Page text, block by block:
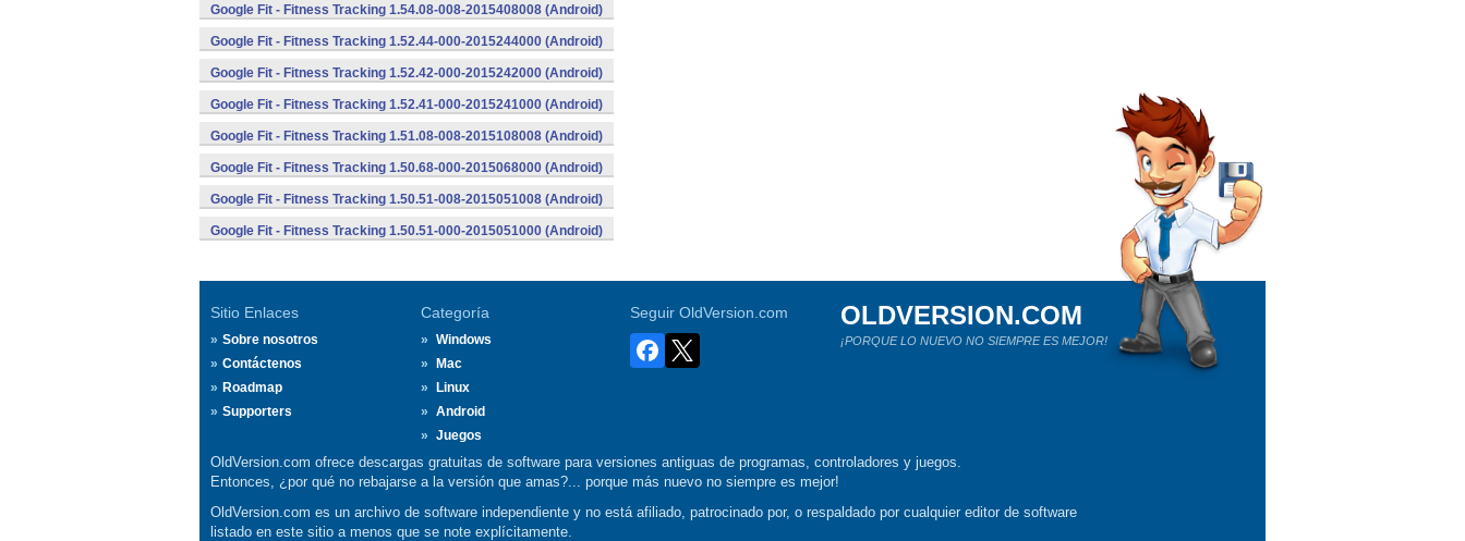
Google Fit - Fitness Tracking 1.54.08-008-2015408008 (Android)
Google Fit - Fitness Tracking 1.52.44-000-2015244000 (Android)
Google Fit - Fitness Tracking 1.52.42-000-2015242000 (Android)
Google Fit - Fitness Tracking 1.52.41-000-2015241000 (Android)
Google Fit - Fitness Tracking 1.51.08-008-2015108008 (Android)
Google Fit - Fitness Tracking 1.50.68-000-2015068000 (Android)
Google Fit - Fitness Tracking 1.50.51-008-2015051008 (Android)
Google Fit - Fitness Tracking 1.50.51-000-2015051000 (Android)
Sitio Enlaces
Sobre nosotros
Contáctenos
Roadmap
Supporters
Categoría
Windows
Mac
Linux
Android
Juegos
Seguir OldVersion.com OLDVERSION.COM
¡PORQUE LO NUEVO NO SIEMPRE ES MEJOR!
OldVersion.com ofrece descargas gratuitas de software para versiones antiguas de programas, controladores y juegos.
Entonces, ¿por qué no rebajarse a la versión que amas?... porque más nuevo no siempre es mejor!
OldVersion.com es un archivo de software independiente y no está afiliado, patrocinado por, o respaldado por cualquier editor de software
listado en este sitio a menos que se note explícitamente.